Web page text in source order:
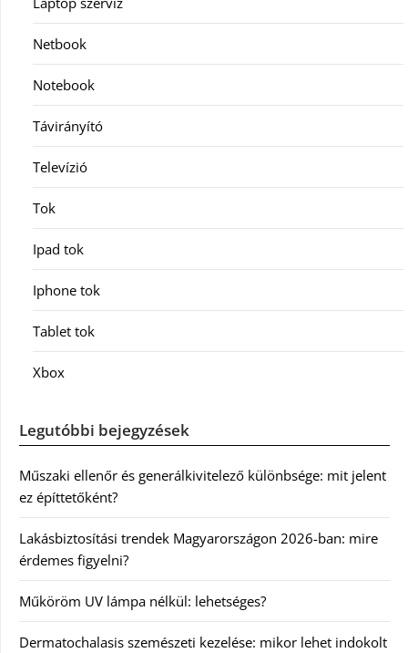
Netbook
Notebook
Távirányító
Televízió
Tok
Ipad tok
Iphone tok
Tablet tok
Xbox
Legutóbbi bejegyzések
Műszaki ellenőr és generálkivitelező különbsége: mit jelent
ez építtetőként?
Lakásbiztosítási trendek Magyarországon 2026-ban: mire
érdemes figyelni?
Műköröm UV lámpa nélkül: lehetséges?
Dermatochalasis szemészeti kezelése: mikor lehet indokolt